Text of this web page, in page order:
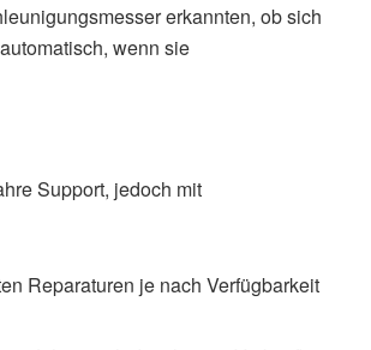
erkannten, ob sich
wenn sie
Support, jedoch mit
Reparaturen je nach Verfügbarkeit